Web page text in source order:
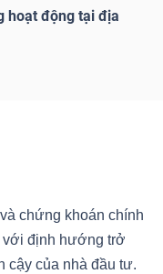
hoạt động tại địa
chứng khoán chính
với định hướng trở
cậy của nhà đầu tư.